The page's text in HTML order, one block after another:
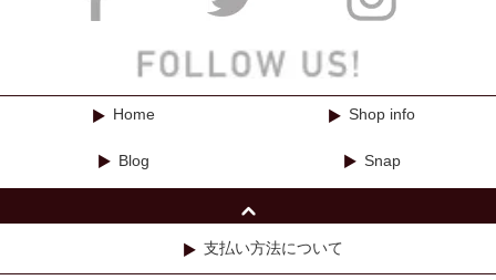
Home Shop info
Blog Snap
支払い方法について